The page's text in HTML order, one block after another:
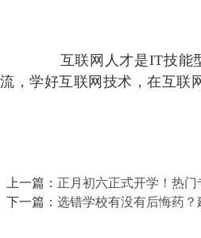
互联网人才是IT技能
流，学好互联网技术，在互联
上一篇： 正月初六正式开学！热门
下一篇： 选错学校有没有后悔药？